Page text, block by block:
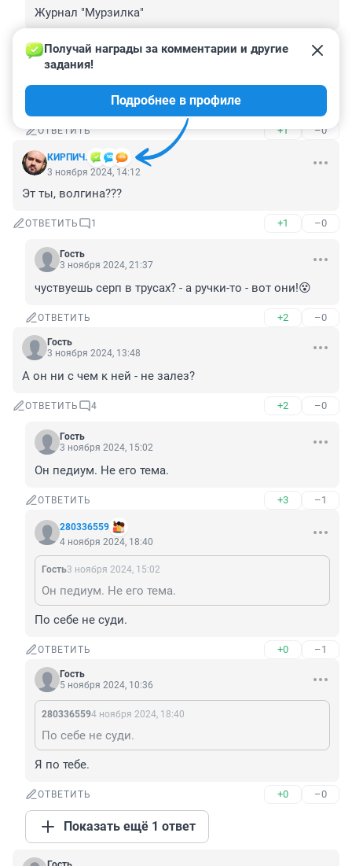
Журнал "Мурзилка"
ОТВЕТИТЬ –0
Гость
ой, а то мы были высокого мнения
ОТВЕТИТЬ +1 –0
КИРПИЧ.
Получай награды за комментарии и другие
задания!
Подробнее в профиле
3 ноября 2024, 14:12
Эт ты, волгина???
ОТВЕТИТЬ 1 +1 –0
Гость
3 ноября 2024, 21:37
чуствуешь серп в трусах? - а ручки-то - вот они!😵
ОТВЕТИТЬ +2 –0
Гость
3 ноября 2024, 13:48
А он ни с чем к ней - не залез?
ОТВЕТИТЬ 4 +2 –0
Гость
3 ноября 2024, 15:02
Он педиум. Не его тема.
ОТВЕТИТЬ +3 –1
280336559
4 ноября 2024, 18:40
Гость3 ноября 2024, 15:02
Он педиум. Не его тема.
По себе не суди.
ОТВЕТИТЬ +0 –1
Гость
5 ноября 2024, 10:36
2803365594 ноября 2024, 18:40
По себе не суди.
Я по тебе.
ОТВЕТИТЬ +0 –0
Показать ещё 1 ответ